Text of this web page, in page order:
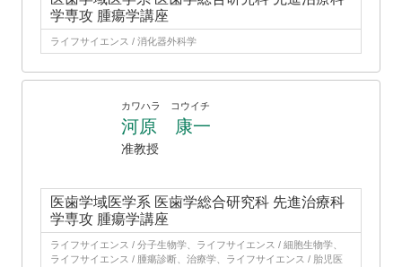
学専攻 腫瘍学講座
ライフサイエンス / 消化器外科学
カワハラ コウイチ
河原 康一
准教授
医歯学域医学系 医歯学総合研究科 先進治療科
学専攻 腫瘍学講座
ライフサイエンス / 分子生物学、ライフサイエンス / 細胞生物学、
ライフサイエンス / 腫瘍診断、治療学、ライフサイエンス / 胎児医